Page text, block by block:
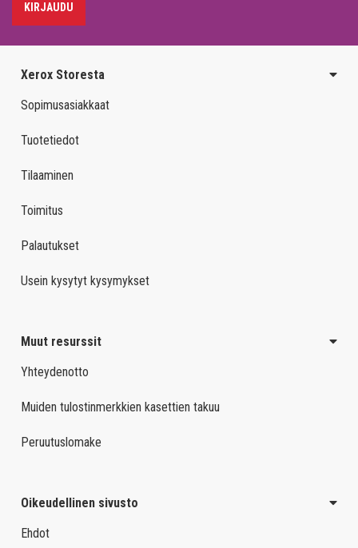
KIRJAUDU
Xerox Storesta
Sopimusasiakkaat
Tuotetiedot
Tilaaminen
Toimitus
Palautukset
Usein kysytyt kysymykset
Muut resurssit
Yhteydenotto
Muiden tulostinmerkkien kasettien takuu
Peruutuslomake
Oikeudellinen sivusto
Ehdot